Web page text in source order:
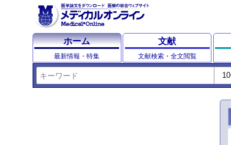
ホーム
最新情報・特集
文献
文献検索・全文閲覧